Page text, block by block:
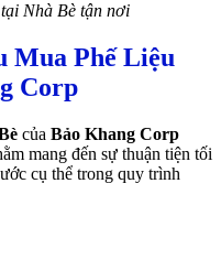
Nhà Bè tận nơi
Mua Phế Liệu
Corp
của Bảo Khang Corp
mang đến sự thuận tiện tối
cụ thể trong quy trình